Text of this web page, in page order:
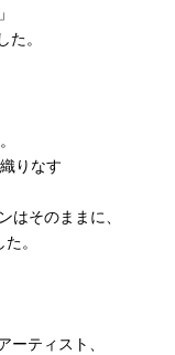
た。
りなす
はそのままに、
。
ーティスト、